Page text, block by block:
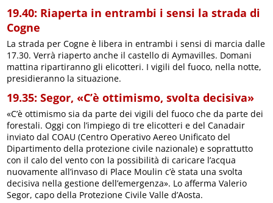
19.40: Riaperta in entrambi i sensi la strada di
Cogne
La strada per Cogne è libera in entrambi i sensi di marcia dalle
17.30. Verrà riaperto anche il castello di Aymavilles. Domani
mattina ripartiranno gli elicotteri. I vigili del fuoco, nella notte,
presidieranno la situazione.
19.35: Segor, «C’è ottimismo, svolta decisiva»
«C’è ottimismo sia da parte dei vigili del fuoco che da parte dei
forestali. Oggi con l’impiego di tre elicotteri e del Canadair
inviato dal COAU (Centro Operativo Aereo Unificato del
Dipartimento della protezione civile nazionale) e soprattutto
con il calo del vento con la possibilità di caricare l’acqua
nuovamente all’invaso di Place Moulin c’è stata una svolta
decisiva nella gestione dell’emergenza». Lo afferma Valerio
Segor, capo della Protezione Civile Valle d’Aosta.